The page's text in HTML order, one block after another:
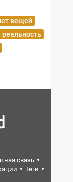
вещей
реальность
связь
Теги